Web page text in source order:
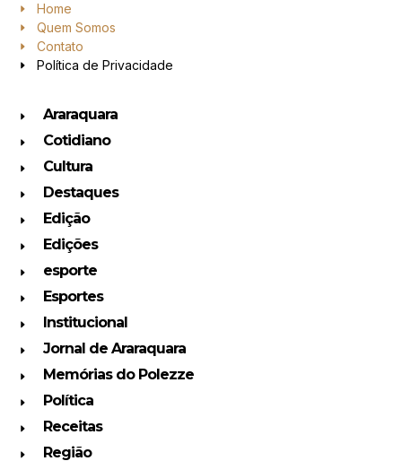
Home
Quem Somos
Contato
Política de Privacidade
Araraquara
Cotidiano
Cultura
Destaques
Edição
Edições
esporte
Esportes
Institucional
Jornal de Araraquara
Memórias do Polezze
Política
Receitas
Região